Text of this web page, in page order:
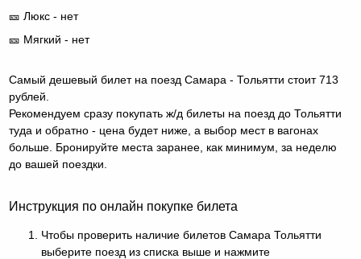
🎫 Люкс - нет
🎫 Мягкий - нет
Самый дешевый билет на поезд Самара - Тольятти стоит 713
рублей.
Рекомендуем сразу покупать ж/д билеты на поезд до Тольятти
туда и обратно - цена будет ниже, а выбор мест в вагонах
больше. Бронируйте места заранее, как минимум, за неделю
до вашей поездки.
Инструкция по онлайн покупке билета
Чтобы проверить наличие билетов Самара Тольятти
выберите поезд из списка выше и нажмите